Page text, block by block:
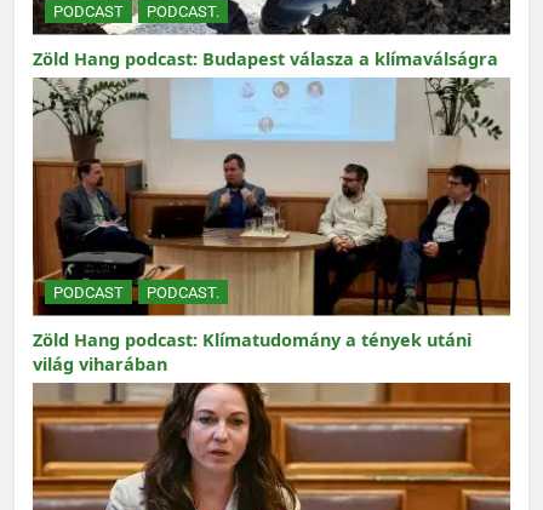
PODCAST PODCAST.
Zöld Hang podcast: Budapest válasza a klímaválságra
PODCAST PODCAST.
Zöld Hang podcast: Klímatudomány a tények utáni
világ viharában